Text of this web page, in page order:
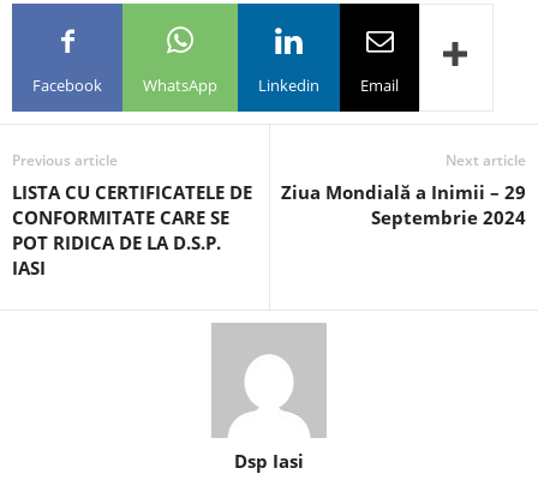
Facebook WhatsApp Linkedin Email
Previous article
LISTA CU CERTIFICATELE DE
CONFORMITATE CARE SE
POT RIDICA DE LA D.S.P.
IASI
Next article
Ziua Mondială a Inimii – 29
Septembrie 2024
Dsp Iasi